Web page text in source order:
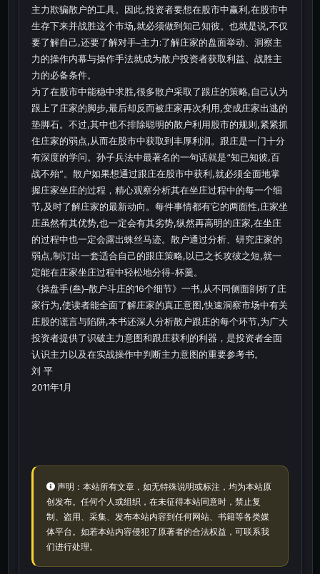
主力欺骗散户的工具。因此,投资者要想在股市中赢利,在股市中
生存下来并战胜这个市场,就必须做到知己知彼。也就是说,不仅
要了解自己,还要了解对手–主力:了解庄家的盘面举动、洞察主
力的操作内幕与操作手法就成为散户投资者获取利益、战胜主
力的必备条件。
为了在股市中能稳中求胜,很多散户采取了跟庄的策略,自己认为
跟上了庄家的脚步,最后却反而被庄家再次利用,变成庄家出逃的
垫脚石。不过,其中也不排除聪明的散户利用股市的规则,紧紧抓
住庄家的弱点,从而在股市中获取到丰厚利润。跟庄是一门十分
有深度的学问。孙子兵法中最著名的一句话就是“知已知彼,百
战不殆”。散户如果想通过跟庄在股市中获利,就必须全面地掌
握庄家坐庄的过程，精心观察分析其在坐庄过程中的每一个细
节,及时了解庄家的最新动向。每件事情都有它的两面性,庄家坐
庄虽然有其优势,也一定会有其劣势,纵然再高明的庄家,在坐庄
的过程中也一定会露出蛛丝马迹。散户通过分析、研究庄家的
弱点,制订出一套适合自己的跟庄策略,以已之长攻彼之短,就一
定能在庄家坐庄过程中轻松地分得-杯羹。
《操盘手(叁)–散户斗庄的16个细节》一书,从不同侧面剖析了庄
家行为,使读者能全面了解庄家的真正意图,快速洞察市场中有关
庄股的谎言与陷阱,本书还深人分析散户跟庄的每个环节,为广大
投资者提供了识破主力意图和跟庄获利的利器，是投资者全面
认识主力以及在实战操作中判断主力意图的重要参考书。
刘 平
2011年1月
声明：本站所有文章，如无特殊说明或标注，均为本站原
创发布。任何个人或组织，在未征得本站同意时，禁止复
制、盗用、采集、发布本站内容到任何网站、书籍等各类媒
体平台。如若本站内容侵犯了原著者的合法权益，可联系我
们进行处理。